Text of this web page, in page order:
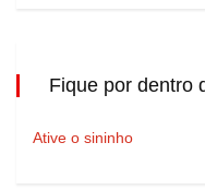
Fique por dentro
Ative o sininho